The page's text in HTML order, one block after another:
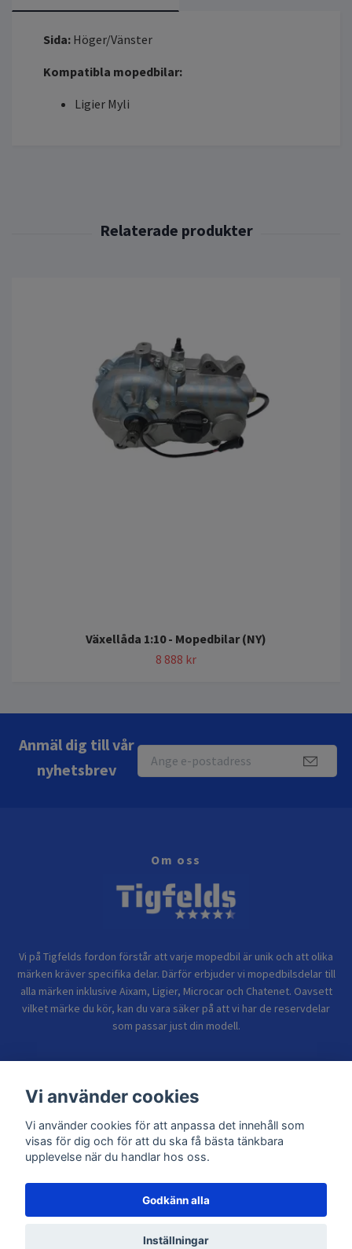
Sida: Höger/Vänster
Kompatibla mopedbilar:
Ligier Myli
Växellåda 1:10 - Mopedbilar (NY)
8 888 kr
Anmäl dig till vår
nyhetsbrev
Om oss
Vi på Tigfelds fordon förstår att varje mopedbil är unik och att olika
märken kräver specifika delar. Därför erbjuder vi mopedbilsdelar till
alla märken inklusive Aixam, Ligier, Microcar och Chatenet. Oavsett
vilket märke du kör, kan du vara säker på att vi har de reservdelar
som passar just din modell.
Sidor
© 2026 TIGFELDS FORDON
Vi använder cookies
Vi använder cookies för att anpassa det innehåll som
visas för dig och för att du ska få bästa tänkbara
upplevelse när du handlar hos oss.
Godkänn alla
Inställningar